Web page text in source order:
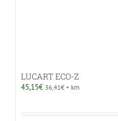
LUCART ECO-Z
45,15€ 36,41€+ km